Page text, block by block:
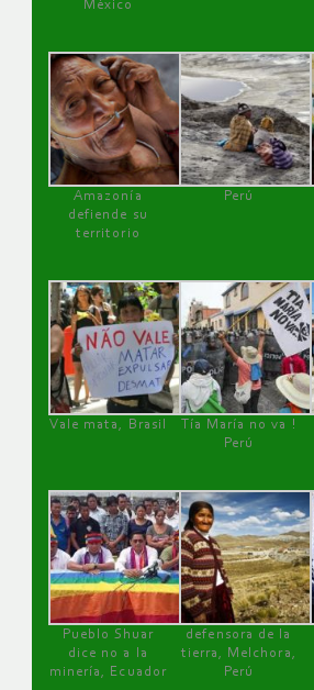
México
Amazonía
defiende su
territorio
Perú
Vale mata, Brasil
Tía María no va !
Perú
Pueblo Shuar
dice no a la
minería, Ecuador
defensora de la
tierra, Melchora,
Perú